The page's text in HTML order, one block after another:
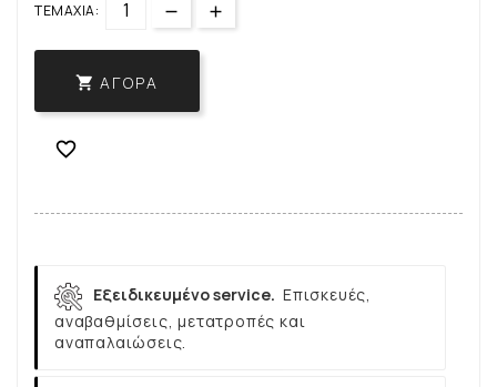
ΤΕΜΆΧΙΑ:
 ΑΓΟΡΆ

Εξειδικευμένο service. Επισκευές,
αναβαθμίσεις, μετατροπές και
αναπαλαιώσεις.